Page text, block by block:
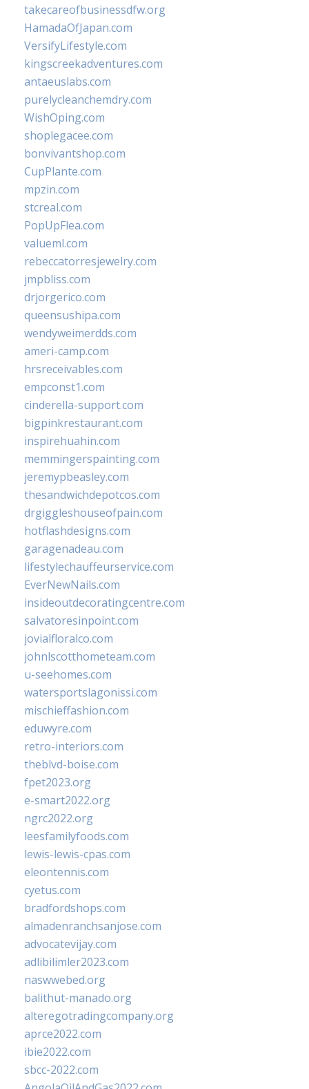
takecareofbusinessdfw.org
HamadaOfJapan.com
VersifyLifestyle.com
kingscreekadventures.com
antaeuslabs.com
purelycleanchemdry.com
WishOping.com
shoplegacee.com
bonvivantshop.com
CupPlante.com
mpzin.com
stcreal.com
PopUpFlea.com
valueml.com
rebeccatorresjewelry.com
jmpbliss.com
drjorgerico.com
queensushipa.com
wendyweimerdds.com
ameri-camp.com
hrsreceivables.com
empconst1.com
cinderella-support.com
bigpinkrestaurant.com
inspirehuahin.com
memmingerspainting.com
jeremypbeasley.com
thesandwichdepotcos.com
drgiggleshouseofpain.com
hotflashdesigns.com
garagenadeau.com
lifestylechauffeurservice.com
EverNewNails.com
insideoutdecoratingcentre.com
salvatoresinpoint.com
jovialfloralco.com
johnlscotthometeam.com
u-seehomes.com
watersportslagonissi.com
mischieffashion.com
eduwyre.com
retro-interiors.com
theblvd-boise.com
fpet2023.org
e-smart2022.org
ngrc2022.org
leesfamilyfoods.com
lewis-lewis-cpas.com
eleontennis.com
cyetus.com
bradfordshops.com
almadenranchsanjose.com
advocatevijay.com
adlibilimler2023.com
naswwebed.org
balithut-manado.org
alteregotradingcompany.org
aprce2022.com
ibie2022.com
sbcc-2022.com